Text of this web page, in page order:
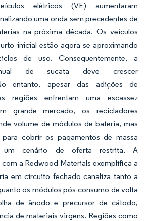
elétricos (VE) aumentaram
uma onda sem precedentes de
na próxima década. Os veículos
inicial estão agora se aproximando
de uso. Consequentemente, a
de sucata deve crescer
entanto, apesar das adições de
regiões enfrentam uma escassez
grande mercado, os recicladores
volume de módulos de bateria, mas
cobrir os pagamentos de massa
um cenário de oferta restrita. A
a Redwood Materials exemplifica a
em circuito fechado canaliza tanto a
os módulos pós-consumo de volta
de ânodo e precursor de cátodo,
de materiais virgens. Regiões como